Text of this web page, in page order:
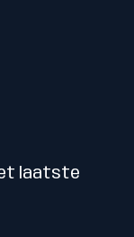
laatste